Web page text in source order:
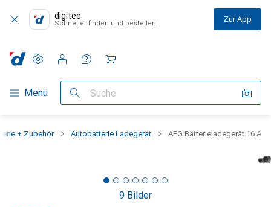
digitec
Schneller finden und bestellen Zur App
Navigation nach Kategorien
Menü Suche
Einstellungen
Kundenkonto
Vergleichslisten
Merklisten
Warenkorb
+ Zubehör Autobatterie Ladegerät AEG Batterieladegerät 16 A
9 Bilder